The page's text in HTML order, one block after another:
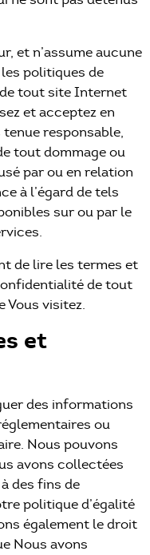
et n’assume aucune
politiques de
tout site Internet
et acceptez en
responsable,
tout dommage ou
par ou en relation
à l’égard de tels
sur ou par le
de lire les termes et
de tout
Vous visitez.
et
des informations
ou
Nous pouvons
avons collectées
des fins de
politique d’égalité
également le droit
Nous avons